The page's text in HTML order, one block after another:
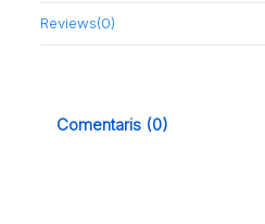
Reviews(0)
Comentaris (0)